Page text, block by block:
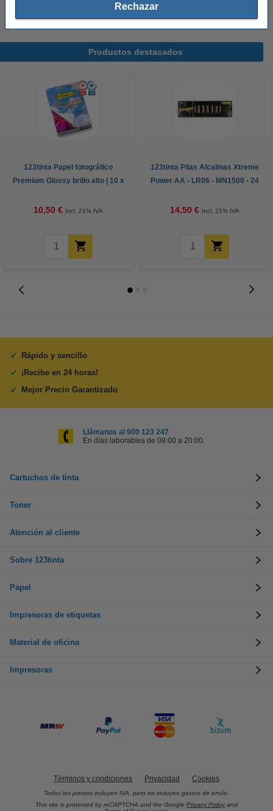
Rechazar
Productos destacados
123tinta Papel fotográfico
Premium Glossy brillo alto | 10 x
10,50 € Incl. 21% IVA
123tinta Pilas Alcalinas Xtreme
Power AA - LR06 - MN1500 - 24
14,50 € Incl. 21% IVA
Rápido y sencillo
¡Recibe en 24 horas!
Mejor Precio Garantizado
Llámanos al 900 123 247
En días laborables de 09:00 a 20:00.
Cartuchos de tinta
Toner
Atención al cliente
Sobre 123tinta
Papel
Impresoras de etiquetas
Material de oficina
Impresoras
Términos y condiciones Privacidad Cookies
Todos los precios incluyen IVA, pero no incluyen gastos de envío.
This site is protected by reCAPTCHA and the Google Privacy Policy and